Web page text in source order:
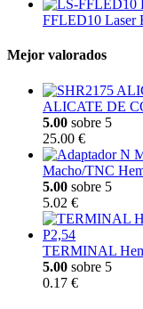
FFLED10 Laser
Mejor valorados
ALICATE DE
5.00 sobre 5
25.00 €
Macho/TNC
5.00 sobre 5
5.02 €
TERMINAL
5.00 sobre 5
0.17 €